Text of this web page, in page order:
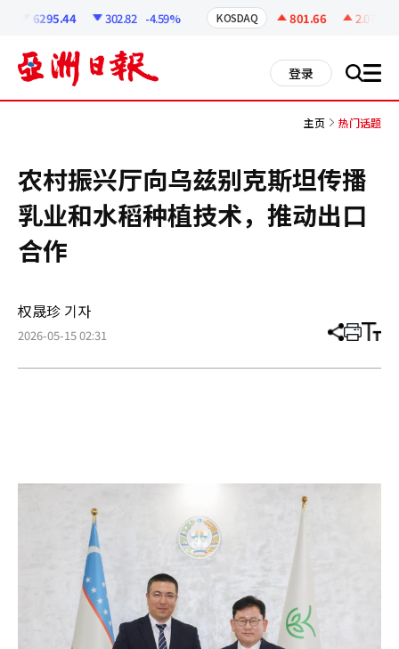
6295.44 302.82 -4.59% KOSDAQ 801.66 2.07
登录 搜 all
主页 热门话题
农村振兴厅向乌兹别克斯坦传播
乳业和水稻种植技术，推动出口
合作
权晟珍 기자
2026-05-15 02:31 分
章
打 调
小